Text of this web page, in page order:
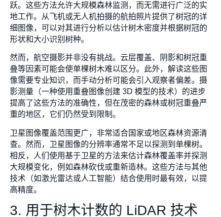
跃。这些方法允许大规模森林监测，而无需进行广泛的实
地工作。从飞机或无人机拍摄的航拍照片提供了树冠的详
细图像，可以对其进行分析以估计树木密度并根据树冠的
形状和大小识别树种。
然而，航空摄影并非没有挑战。云层覆盖、阴影和树冠重
叠等因素可能会使单棵树木难以区分。此外，解读这些图
像需要专业知识，而手动分析可能会引入观察者偏差。摄
影测量（一种使用重叠图像创建 3D 模型的技术）的进步
提高了这些方法的准确性，但在茂密的森林或树冠重叠严
重的地区，它们仍然受到限制。
卫星图像覆盖范围更广，非常适合国家或地区森林资源清
查。然而，卫星图像的分辨率通常不足以探测到单棵树。
相反，人们使用基于卫星的方法来估计森林覆盖率并探测
大规模变化，例如森林砍伐或重新造林。这些方法与其他
技术（如激光雷达或人工智能）结合使用时最有效，以提
高精度。
3. 用于树木计数的 LiDAR 技术